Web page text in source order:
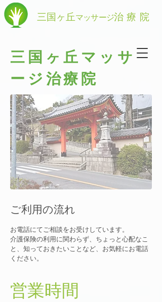
三国ヶ丘マッサージ治療院
三国ヶ丘マッサ
ージ治療院
ご利用の流れ
お電話にてご相談をお受けしています。
介護保険の利用に関わらず、ちょっと心配なこ
と、知っておきたいことなど、お気軽にお電話
ください。
営業時間